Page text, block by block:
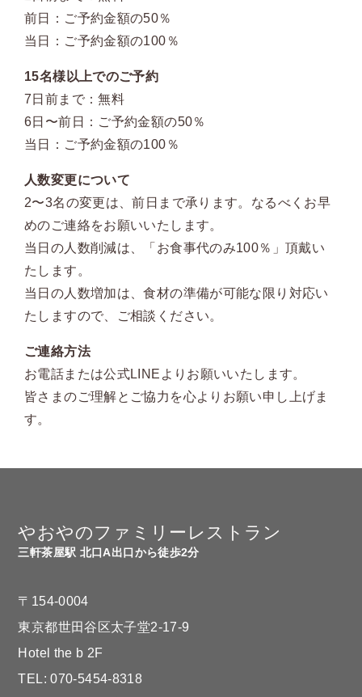
前日：ご予約金額の50％
当日：ご予約金額の100％
15名様以上でのご予約
7日前まで：無料
6日〜前日：ご予約金額の50％
当日：ご予約金額の100％
人数変更について
2〜3名の変更は、前日まで承ります。なるべくお早
めのご連絡をお願いいたします。
当日の人数削減は、「お食事代のみ100％」頂戴い
たします。
当日の人数増加は、食材の準備が可能な限り対応い
たしますので、ご相談ください。
ご連絡方法
お電話または公式LINEよりお願いいたします。
皆さまのご理解とご協力を心よりお願い申し上げま
す。
やおやのファミリーレストラン
三軒茶屋駅 北口A出口から徒歩2分
〒154-0004
東京都世田谷区太子堂2-17-9
Hotel the b 2F
TEL: 070-5454-8318